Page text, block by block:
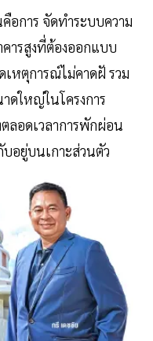
อการ จัดทำระบบความ
ารสูงที่ต้องออกแบบ
เหตุการณ์ไม่คาดฝั รวม
ดใหญ่ในโครงการ
ลอดเวลาการพักผ่อน
อยู่บนเกาะส่วนตัว